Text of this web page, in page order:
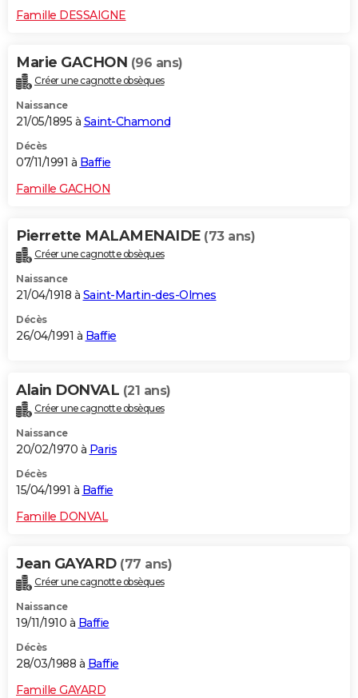
Famille DESSAIGNE
Marie GACHON (96 ans)
Créer une cagnotte obsèques
Naissance
21/05/1895 à Saint-Chamond
Décès
07/11/1991 à Baffie
Famille GACHON
Pierrette MALAMENAIDE (73 ans)
Créer une cagnotte obsèques
Naissance
21/04/1918 à Saint-Martin-des-Olmes
Décès
26/04/1991 à Baffie
Alain DONVAL (21 ans)
Créer une cagnotte obsèques
Naissance
20/02/1970 à Paris
Décès
15/04/1991 à Baffie
Famille DONVAL
Jean GAYARD (77 ans)
Créer une cagnotte obsèques
Naissance
19/11/1910 à Baffie
Décès
28/03/1988 à Baffie
Famille GAYARD